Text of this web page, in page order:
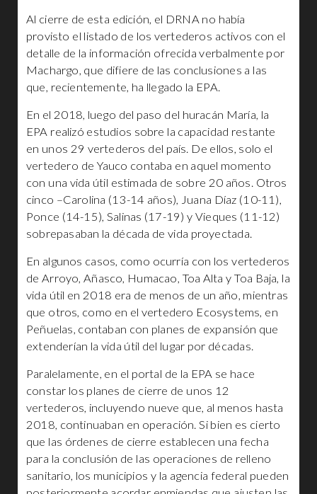
Al cierre de esta edición, el DRNA no había
provisto el listado de los vertederos activos con el
detalle de la información ofrecida verbalmente por
Machargo, que difiere de las conclusiones a las
que, recientemente, ha llegado la EPA.
En el 2018, luego del paso del huracán María, la
EPA realizó estudios sobre la capacidad restante
en unos 29 vertederos del país. De ellos, solo el
vertedero de Yauco contaba en aquel momento
con una vida útil estimada de sobre 20 años. Otros
cinco –Carolina (13-14 años), Juana Díaz (10-11),
Ponce (14-15), Salinas (17-19) y Vieques (11-12)
sobrepasaban la década de vida proyectada.
En algunos casos, como ocurría con los vertederos
de Arroyo, Añasco, Humacao, Toa Alta y Toa Baja, la
vida útil en 2018 era de menos de un año, mientras
que otros, como en el vertedero Ecosystems, en
Peñuelas, contaban con planes de expansión que
extenderían la vida útil del lugar por décadas.
Paralelamente, en el portal de la EPA se hace
constar los planes de cierre de unos 12
vertederos, incluyendo nueve que, al menos hasta
2018, continuaban en operación. Si bien es cierto
que las órdenes de cierre establecen una fecha
para la conclusión de las operaciones de relleno
sanitario, los municipios y la agencia federal pueden